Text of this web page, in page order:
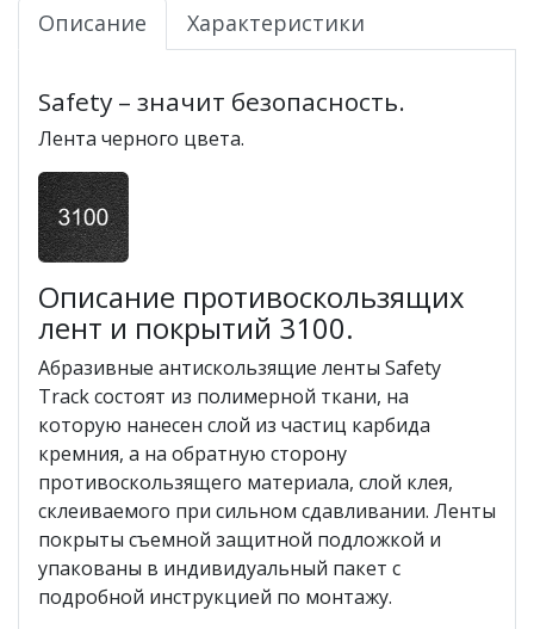
Описание Характеристики
Safety – значит безопасность.
Лента черного цвета.
Описание противоскользящих
лент и покрытий 3100.
Абразивные антискользящие ленты Safety
Track состоят из полимерной ткани, на
которую нанесен слой из частиц карбида
кремния, а на обратную сторону
противоскользящего материала, слой клея,
склеиваемого при сильном сдавливании. Ленты
покрыты съемной защитной подложкой и
упакованы в индивидуальный пакет с
подробной инструкцией по монтажу.